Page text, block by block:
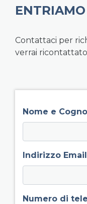
Contattaci per
verrai
field
Nome e
Indirizzo Email
Numero di